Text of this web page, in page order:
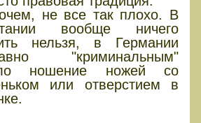
не все так плохо. В
вообще ничего
нельзя, в Германии
"криминальным"
ношение ножей со
или отверстием в